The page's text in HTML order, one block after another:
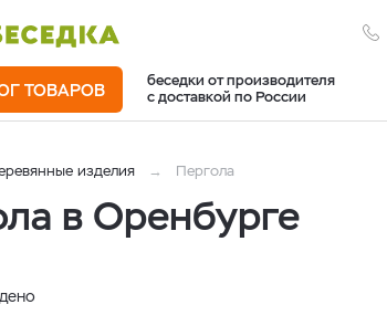
беседки от производителя
с доставкой по России
ТОВАРОВ
изделия Пергола
в Оренбурге